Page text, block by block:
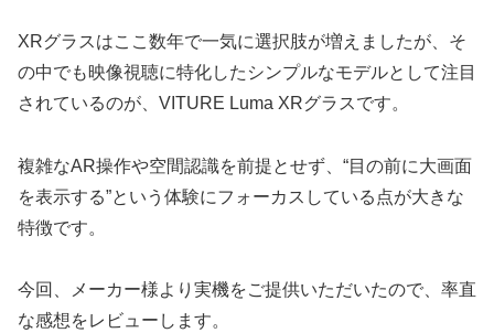
XRグラスはここ数年で一気に選択肢が増えましたが、そ
の中でも映像視聴に特化したシンプルなモデルとして注目
されているのが、VITURE Luma XRグラスです。
複雑なAR操作や空間認識を前提とせず、“目の前に大画面
を表示する”という体験にフォーカスしている点が大きな
特徴です。
今回、メーカー様より実機をご提供いただいたので、率直
な感想をレビューします。